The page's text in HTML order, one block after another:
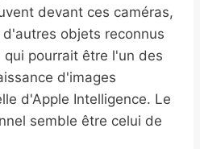
devant ces caméras,
objets reconnus
pourrait être l'un des
d'images
d'Apple Intelligence. Le
semble être celui de